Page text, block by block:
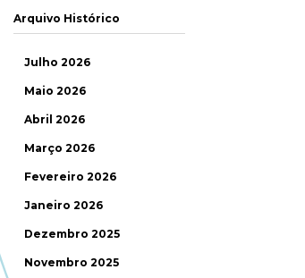
Arquivo Histórico
Julho 2026
Maio 2026
Abril 2026
Março 2026
Fevereiro 2026
Janeiro 2026
Dezembro 2025
Novembro 2025